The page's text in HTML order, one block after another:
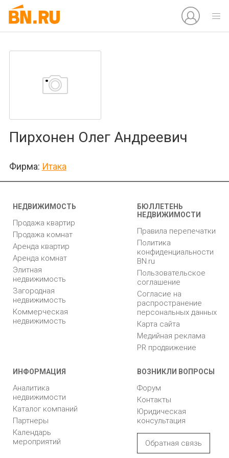
Пирхонен Олег Андреевич
Фирма: Итака
НЕДВИЖИМОСТЬ
Продажа квартир
Продажа комнат
Аренда квартир
Аренда комнат
Элитная
недвижимость
Загородная
недвижимость
Коммерческая
недвижимость
БЮЛЛЕТЕНЬ
НЕДВИЖИМОСТИ
Правила перепечатки
Политика
конфиденциальности
BN.ru
Пользовательское
соглашение
Согласие на
распространение
персональных данных
Карта сайта
Медийная реклама
PR продвижение
ИНФОРМАЦИЯ
Аналитика
недвижимости
Каталог компаний
Партнеры
Календарь
мероприятий
ВОЗНИКЛИ ВОПРОСЫ
Форум
Контакты
Юридическая
консультация
Обратная связь